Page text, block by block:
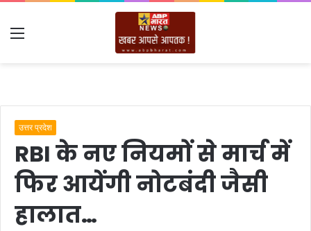
Menu
उत्तर प्रदेश
RBI के नए नियमों से मार्च में
फिर आयेंगी नोटबंदी जैसी
हालात…